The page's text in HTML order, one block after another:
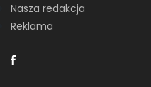
Nasza redakcja
Reklama